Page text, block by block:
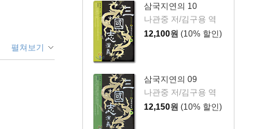
삼국지연의 10
나관중 저/김구용 역
12,100원 (10% 할인)
삼국지연의 09
나관중 저/김구용 역
12,150원 (10% 할인)
펼쳐보기